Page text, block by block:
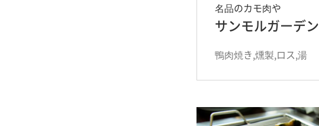
名品のカモ肉や
サンモルガーデン
鴨肉焼き,燻製,ロス,湯